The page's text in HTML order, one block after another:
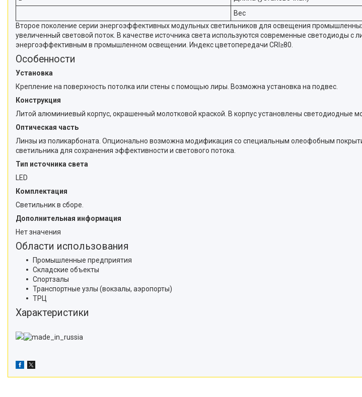
Вес
Второе поколение серии энергоэффективных модульных светильников для освещения
увеличенный световой поток. В качестве источника света используются современные светодиоды с
энергоэффективным в промышленном освещении. Индекс цветопередачи CRI≥80.
Особенности
Установка
Крепление на поверхность потолка или стены с помощью лиры. Возможна установка на подвес.
Конструкция
Литой алюминиевый корпус, окрашенный молотковой краской. В корпус установлены светодиодные
Оптическая часть
Линзы из поликарбоната. Опционально возможна модификация со специальным олеофобным
светильника для сохранения эффективности и светового потока.
Тип источника света
LED
Комплектация
Светильник в сборе.
Дополнительная информация
Нет значения
Области использования
Промышленные предприятия
Складские объекты
Спортзалы
Транспортные узлы (вокзалы, аэропорты)
ТРЦ
Характеристики